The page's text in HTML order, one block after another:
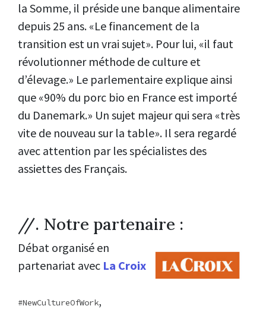
la Somme, il préside une banque alimentaire
depuis 25 ans. «Le financement de la
transition est un vrai sujet». Pour lui, «il faut
révolutionner méthode de culture et
d’élevage.» Le parlementaire explique ainsi
que «90% du porc bio en France est importé
du Danemark.» Un sujet majeur qui sera «très
vite de nouveau sur la table». Il sera regardé
avec attention par les spécialistes des
assiettes des Français.
//. Notre partenaire :
Débat organisé en
partenariat avec La Croix
NewCultureOfWork,